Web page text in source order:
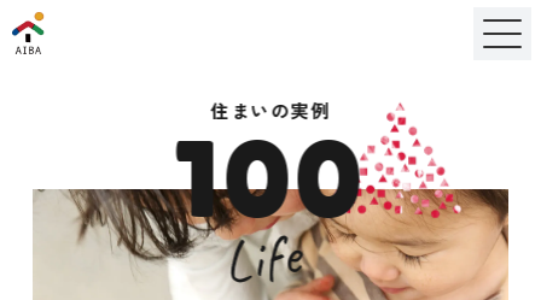
住まいの実例
100
Life